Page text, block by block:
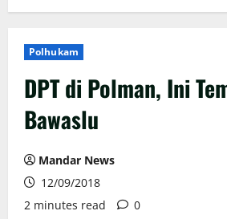
Polhukam
DPT di Polman, Ini
Bawaslu
Mandar News
12/09/2018
2 minutes read
0